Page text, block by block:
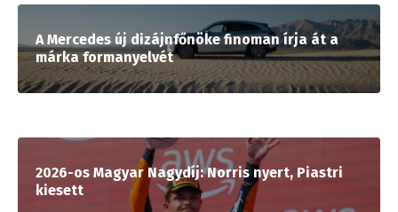
A Mercedes új dizájnfőnöke finoman írja át a
márka formanyelvét
2026-os Magyar Nagydíj: Norris nyert, Piastri
kiesett